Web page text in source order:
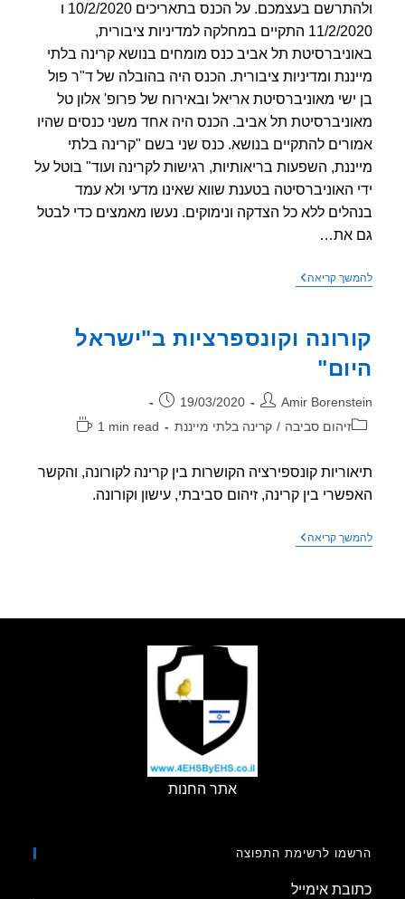
ולהתרשם בעצמכם. על הכנס בתאריכים 10/2/2020 ו
11/2/2020 התקיים במחלקה למדיניות ציבורית,
תל אביב כנס מומחים בנושא קרינה בלתי
ומדיניות ציבורית. הכנס היה בהובלה של ד"ר פול
מאוניברסיטת אריאל ובאירוח של פרופ' אלון טל
תל אביב. הכנס היה אחד משני כנסים שהיו
להתקיים בנושא. כנס שני בשם "קרינה בלתי
השפעות בריאותיות, רגישות לקרינה ועוד" בוטל על
האוניברסיטה בטענת שווא שאינו מדעי ולא עמד
ללא כל הצדקה ונימוקים. נעשו מאמצים כדי לבטל
את…
קריאהסיכום
קרינה
בלתי
מייננת
2020
פתיחה
וקונספרציות ב"ישראל
Amir פורסם:
19/03/2020
זיהום סביבה / קרינה בלתי מייננת
זמן
1 min read
קונספירציה הקושרות בין קרינה לקורונה, והקשר
בין קרינה, זיהום סביבתי, עישון וקורונה.
קריאהקורונה
אתר החנות
לרשימת התפוצה
אימייל